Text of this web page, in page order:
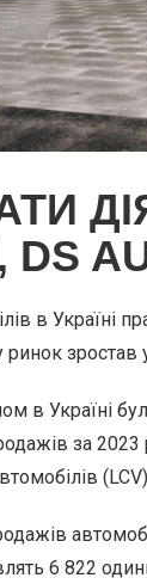
DS
в Україні
зростав
в Україні
за 2023
6 822